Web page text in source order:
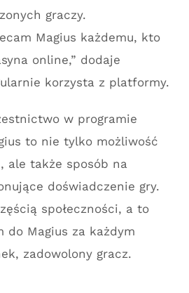
graczy.
Magius każdemu, kto
online,” dodaje
korzysta z platformy.
w programie
to nie tylko możliwość
ale także sposób na
doświadczenie gry.
społeczności, a to
do Magius za każdym
zadowolony gracz.